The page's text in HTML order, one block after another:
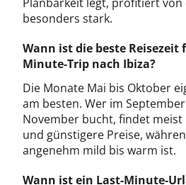
besonders stark.
Wann ist die beste Reisezeit
Minute-Trip nach Ibiza?
Die Monate Mai bis Oktober
am besten. Wer im
November bucht, findet
und günstigere Preise,
angenehm mild bis warm ist.
Wann ist ein Last-Minute-